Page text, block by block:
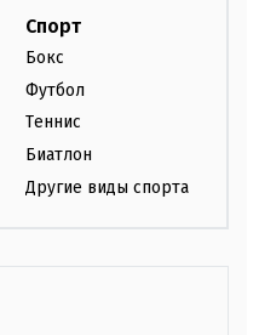
Спорт
Бокс
Футбол
Теннис
Биатлон
Другие виды спорта